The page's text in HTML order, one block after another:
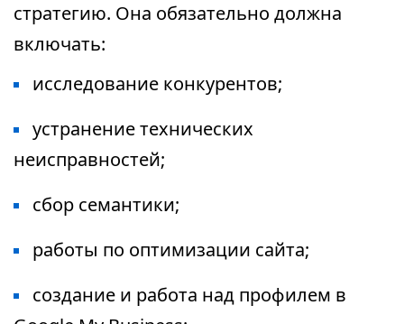
стратегию. Она обязательно должна
включать:
исследование конкурентов;
устранение технических
неисправностей;
сбор семантики;
работы по оптимизации сайта;
создание и работа над профилем в